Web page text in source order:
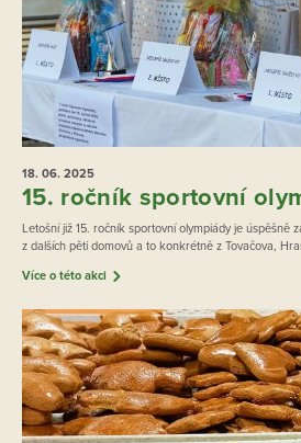
18. 06. 2025
15. ročník sportovní
Letošní již 15. ročník sportovní olympiády je úspěšně
z dalších pěti domovů a to konkrétně z Tovačova,
Více o této akci